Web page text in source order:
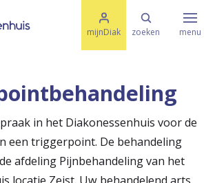
mijnDiak zoeken
M
e
t
menu
& Aandoeningen
in het Diakonessenhuis voor de
een triggerpoint. De behandeling
afdeling Pijnbehandeling van het